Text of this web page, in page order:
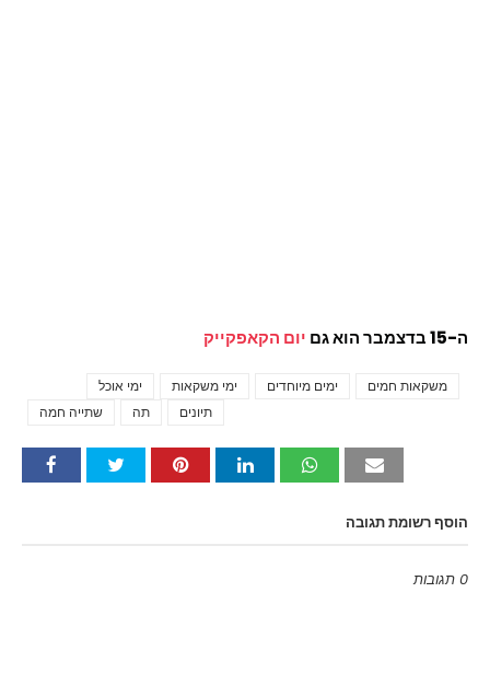
ה-15 בדצמבר הוא גם יום הקאפקייק
ימי אוכל ימי משקאות ימים מיוחדים
משקאות חמים
שתייה חמה
תה תיונים
הוסף רשומת תגובה
0 תגובות